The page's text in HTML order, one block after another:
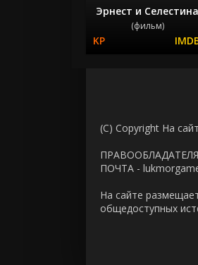
Эрнест и Селестина
(фильм)
(C) Copyright На
ПОЧТА -
На сайте
общедоступных